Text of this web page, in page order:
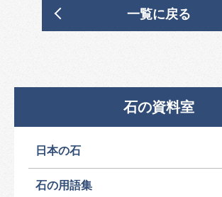
一覧に戻る
石の資料室
日本の石
石の用語集